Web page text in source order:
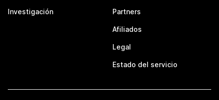
Investigación Partners
Afiliados
Legal
Estado del servicio